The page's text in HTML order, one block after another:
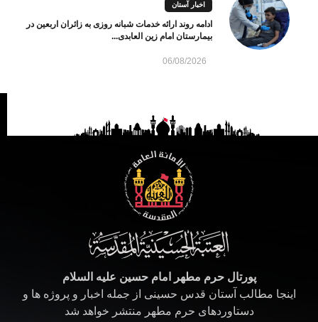
اخبار آستان
ادامه روند ارائه خدمات شبانه روزی به زائران اربعین در
بیمارستان امام زین العابدی...
06/08/2026
پورتال حرم مطهر امام حسین علیه السلام
اینجا مطالب آستان قدس حسینی از جمله اخبار و پروژه ها و
دستاوردهای حرم مطهر منتشر خواهد شد